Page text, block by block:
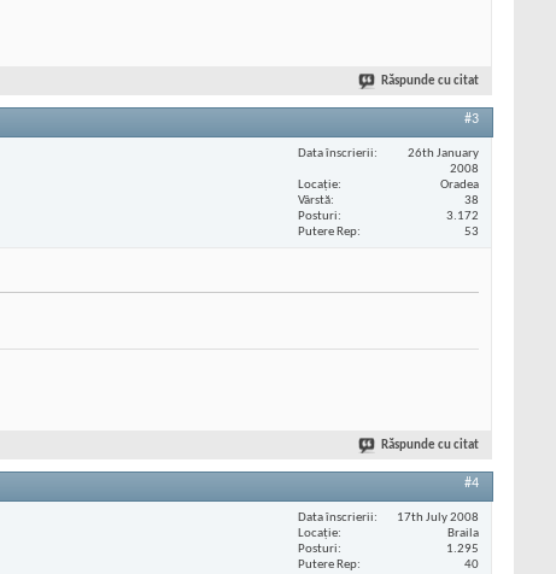
Răspunde cu citat
#3
Data înscrierii
26th January
2008
Locaţie
Oradea
Vârstă
38
Posturi
3.172
Putere Rep
53
Răspunde cu citat
#4
Data înscrierii
17th July 2008
Locaţie
Braila
Posturi
1.295
Putere Rep
40